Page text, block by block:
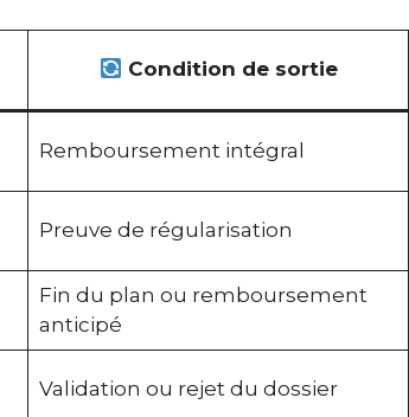
Condition de sortie
Remboursement intégral
Preuve de régularisation
Fin du plan ou remboursement
anticipé
Validation ou rejet du dossier